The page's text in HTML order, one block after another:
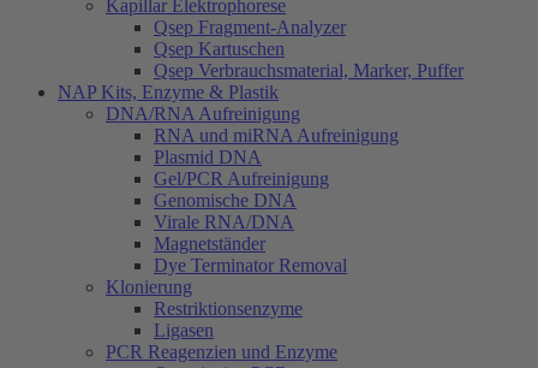
Kapillar Elektrophorese
Qsep Fragment-Analyzer
Qsep Kartuschen
Qsep Verbrauchsmaterial, Marker, Puffer
NAP Kits, Enzyme & Plastik
DNA/RNA Aufreinigung
RNA und miRNA Aufreinigung
Plasmid DNA
Gel/PCR Aufreinigung
Genomische DNA
Virale RNA/DNA
Magnetständer
Dye Terminator Removal
Klonierung
Restriktionsenzyme
Ligasen
PCR Reagenzien und Enzyme